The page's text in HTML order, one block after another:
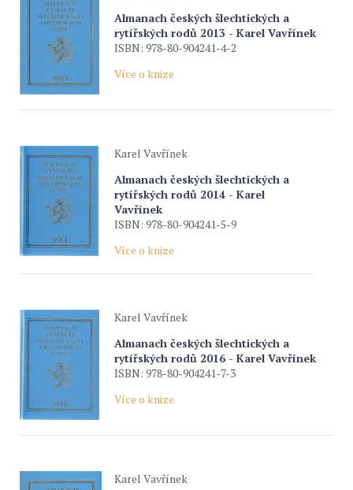
Almanach českých šlechtických a
rytířských rodů 2013 - Karel Vavřínek
ISBN: 978-80-904241-4-2
Více o knize
Karel Vavřínek
Almanach českých šlechtických a
rytířských rodů 2014 - Karel
Vavřínek
ISBN: 978-80-904241-5-9
Více o knize
Karel Vavřínek
Almanach českých šlechtických a
rytířských rodů 2016 - Karel Vavřínek
ISBN: 978-80-904241-7-3
Více o knize
Karel Vavřínek